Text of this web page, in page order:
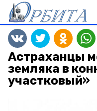
Астраханцы
земляка в
участковый»